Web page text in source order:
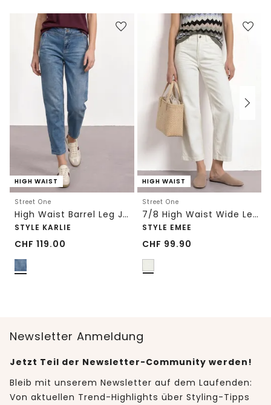
HIGH WAIST
Street One
High Waist Barrel Leg Jeans im Loose Fit
STYLE KARLIE
CHF 119.00
HIGH WAIST
Street One
7/8 High Waist Wide Leg Jeans im Loose Fit
STYLE EMEE
CHF 99.90
Newsletter Anmeldung
Jetzt Teil der Newsletter-Community werden!
Bleib mit unserem Newsletter auf dem Laufenden:
Von aktuellen Trend-Highlights über Styling-Tipps